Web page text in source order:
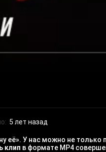
5 лет назад
еë». У нас можно не только
клип в формате MP4